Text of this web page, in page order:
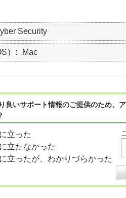
Security
） Mac
り良いサポート情報のご提供のため
立った
立たなかった
立ったが、わかりづらかった